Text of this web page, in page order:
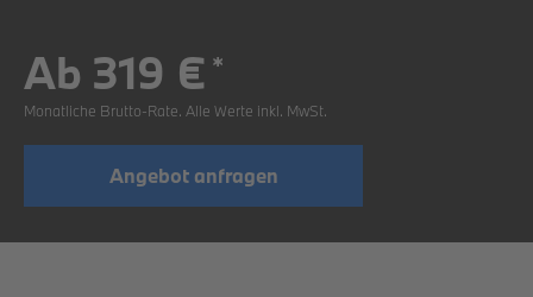
Ab 319 € *
Monatliche Brutto-Rate. Alle Werte inkl. MwSt.
Angebot anfragen